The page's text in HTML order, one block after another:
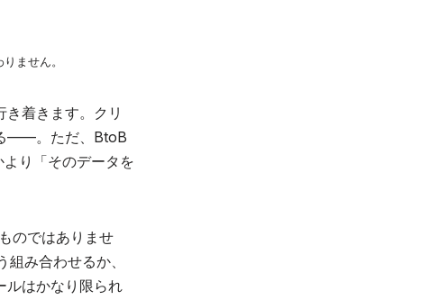
ません。
着きます。クリ
——。ただ、BtoB
り「そのデータを
のではありませ
み合わせるか、
ルはかなり限られ